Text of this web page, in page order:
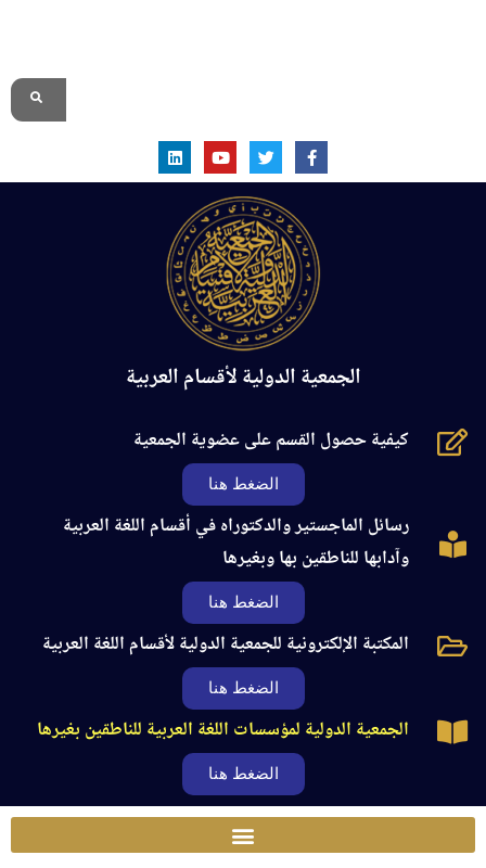
الجمعية الدولية لأقسام العربية
كيفية حصول القسم على عضوية الجمعية
الضغط هنا
رسائل الماجستير والدكتوراه في أقسام اللغة العربية
وآدابها للناطقين بها وبغيرها
الضغط هنا
المكتبة الإلكترونية للجمعية الدولية لأقسام اللغة العربية
الضغط هنا
الجمعية الدولية لمؤسسات اللغة العربية للناطقين بغيرها
الضغط هنا